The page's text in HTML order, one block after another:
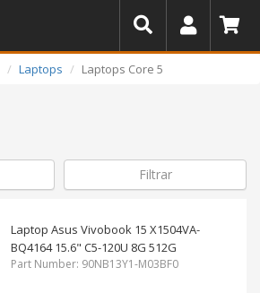
Laptops Laptops Core 5
Filtrar
Laptop Asus Vivobook 15 X1504VA-
BQ4164 15.6" C5-120U 8G 512G
Part Number: 90NB13Y1-M03BF0